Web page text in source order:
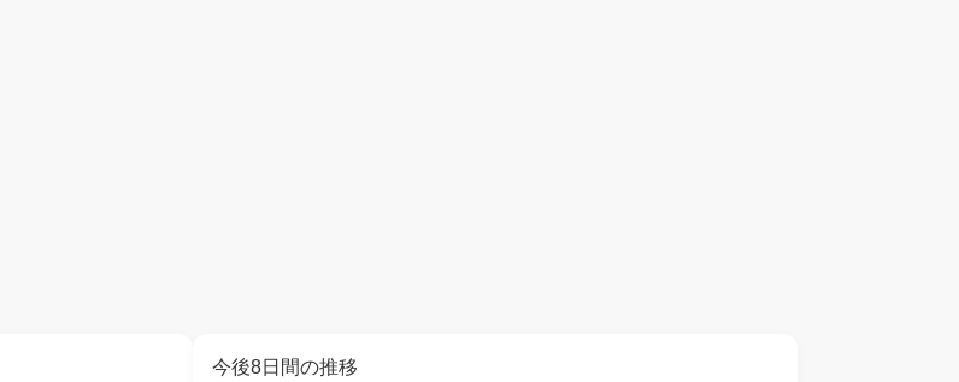
今後8日間の推移